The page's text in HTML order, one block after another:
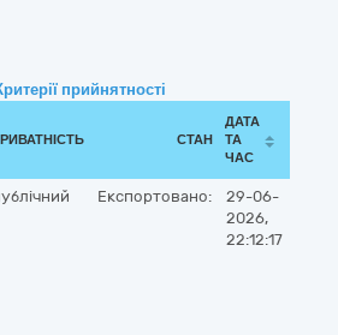
прийнятності
СТАН
ДАТА
ТА
ЧАС
Експортовано:
29-06-
2026,
22:12:17